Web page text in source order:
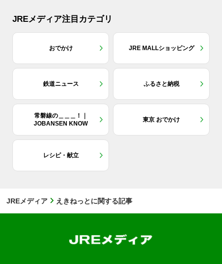
JREメディア注目カテゴリ
おでかけ JRE MALLショッピング
鉄道ニュース ふるさと納税
常磐線の＿＿＿！｜
JOBANSEN KNOW
東京 おでかけ
レシピ・献立
JREメディア えきねっとに関する記事